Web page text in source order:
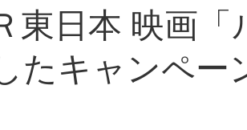
東日本 映画
たキャンペー